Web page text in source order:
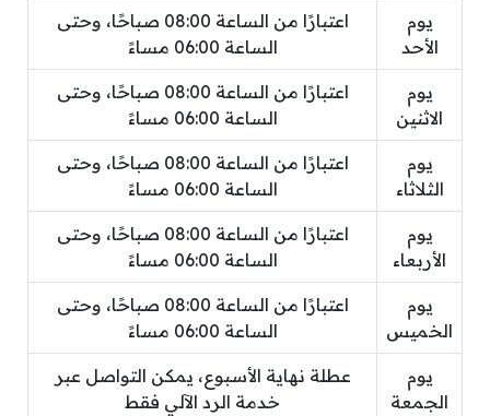
يوم
الأحد
اعتبارًا من الساعة 08:00 صباحًا، وحتى
الساعة 06:00 مساءً
يوم
الاثنين
اعتبارًا من الساعة 08:00 صباحًا، وحتى
الساعة 06:00 مساءً
يوم
الثلاثاء
اعتبارًا من الساعة 08:00 صباحًا، وحتى
الساعة 06:00 مساءً
يوم
الأربعاء
اعتبارًا من الساعة 08:00 صباحًا، وحتى
الساعة 06:00 مساءً
يوم
الخميس
اعتبارًا من الساعة 08:00 صباحًا، وحتى
الساعة 06:00 مساءً
يوم
الجمعة
عطلة نهاية الأسبوع، يمكن التواصل عبر
خدمة الرد الآلي فقط